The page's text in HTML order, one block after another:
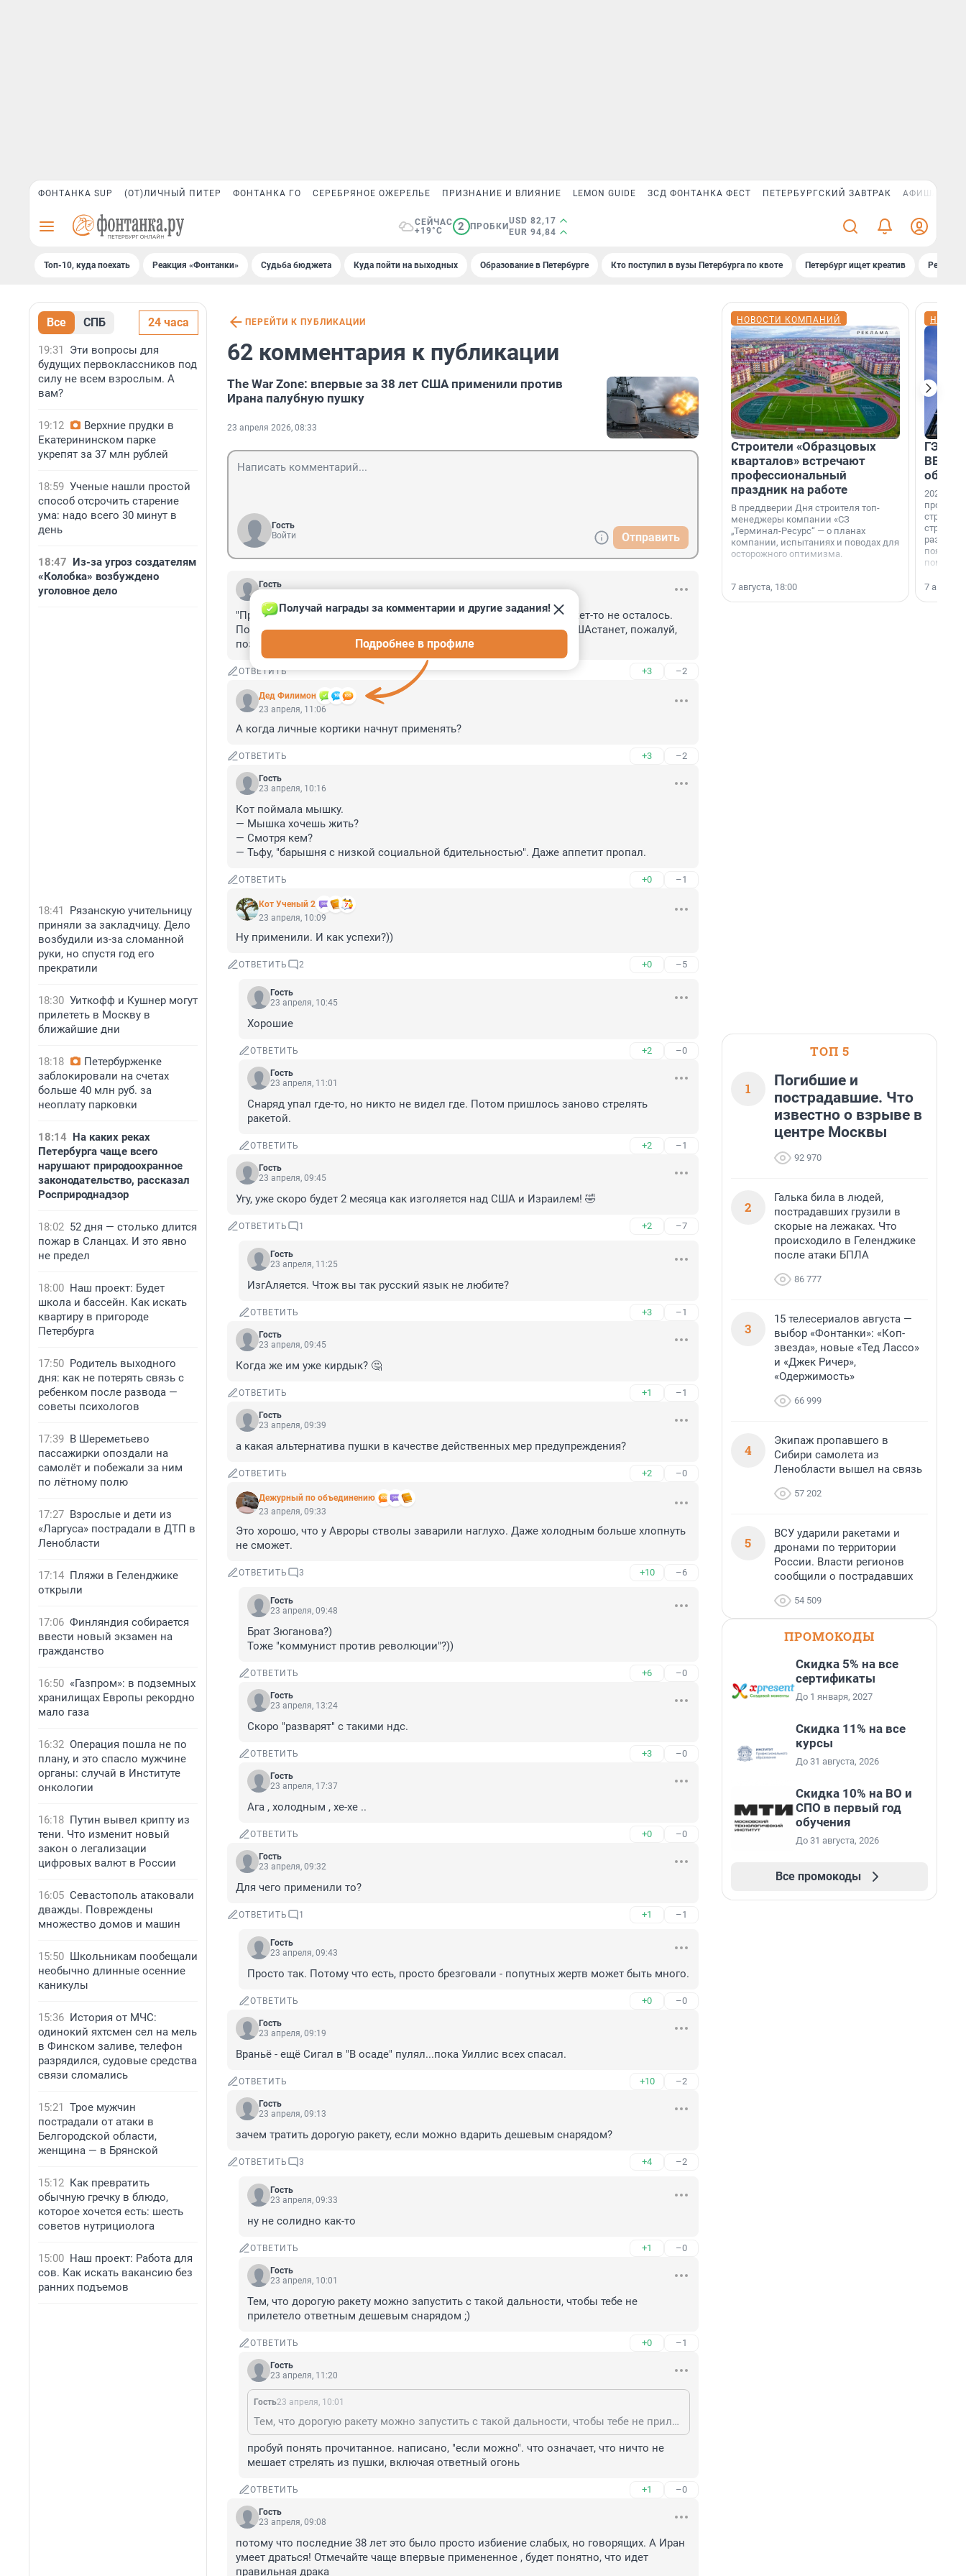
ФОНТАНКА SUP (ОТ)ЛИЧНЫЙ ПИТЕР ФОНТАНКА ГО СЕРЕБРЯНОЕ ОЖЕРЕЛЬЕ ПРИЗНАНИЕ И ВЛИЯНИЕ LEMON GUIDE ЗСД ФОНТАНКА ФЕСТ ПЕТЕРБУРГСКИЙ ЗАВТРАК АФИША PLUS
СЕЙЧАС
+19°C
2 ПРОБКИ
USD 82,17
EUR 94,84
Топ-10, куда поехать Реакция «Фонтанки» Судьба бюджета Куда пойти на выходных Образование в Петербурге Кто поступил в вузы Петербурга по квоте Петербург ищет креатив
Все СПБ 24 часа
19:31
Эти вопросы для
будущих первоклассников под
силу не всем взрослым. А
вам?
19:12
Верхние прудки в
Екатерининском парке
укрепят за 37 млн рублей
18:59 Ученые нашли простой
способ отсрочить старение
ума: надо всего 30 минут в
день
18:47 Из-за угроз создателям
«Колобка» возбуждено
уголовное дело
18:41
Рязанскую учительницу
приняли за закладчицу. Дело
возбудили из-за сломанной
руки, но спустя год его
прекратили
18:30 Уиткофф и Кушнер могут
прилететь в Москву в
ближайшие дни
18:18
Петербурженке
заблокировали на счетах
больше 40 млн руб. за
неоплату парковки
18:14 На каких реках
Петербурга чаще всего
нарушают природоохранное
законодательство, рассказал
Росприроднадзор
18:02 52 дня — столько длится
пожар в Сланцах. И это явно
не предел
18:00 Наш проект: Будет
школа и бассейн. Как искать
квартиру в пригороде
Петербурга
17:50 Родитель выходного
дня: как не потерять связь с
ребенком после развода —
советы психологов
17:39 В Шереметьево
пассажирки опоздали на
самолёт и побежали за ним
по лётному полю
17:27 Взрослые и дети из
«Ларгуса» пострадали в ДТП в
Ленобласти
17:14 Пляжи в Геленджике
открыли
17:06 Финляндия собирается
ввести новый экзамен на
гражданство
16:50 «Газпром»: в подземных
хранилищах Европы рекордно
мало газа
16:32 Операция пошла не по
плану, и это спасло мужчине
органы: случай в Институте
онкологии
16:18 Путин вывел крипту из
тени. Что изменит новый
закон о легализации
цифровых валют в России
16:05 Севастополь атаковали
дважды. Повреждены
множество домов и машин
15:50 Школьникам пообещали
необычно длинные осенние
каникулы
15:36 История от МЧС:
одинокий яхтсмен сел на мель
в Финском заливе, телефон
разрядился, судовые средства
связи сломались
15:21 Трое мужчин
пострадали от атаки в
Белгородской области,
женщина — в Брянской
15:12 Как превратить
обычную гречку в блюдо,
которое хочется есть: шесть
советов нутрициолога
15:00 Наш проект: Работа для
сов. Как искать вакансию без
ранних подъемов
ПЕРЕЙТИ К ПУБЛИКАЦИИ
62 комментария к публикации
The War Zone: впервые за 38 лет США применили против
Ирана палубную пушку
23 апреля 2026, 08:33
Гость
Войти
Отправить
Гость
"Применили пушку"... Ну правильно. А чего еще-то применять - ракет-то не осталось.
Потому, кстати, и перемирие. Сдулся Хихимон. Этоо поражение СШАстанет, пожалуй,
позорней вьетнамского и афганског...
ОТВЕТИТЬ +3 –2
Дед Филимон
Получай награды за комментарии и другие задания!
Подробнее в профиле
23 апреля, 11:06
А когда личные кортики начнут применять?
ОТВЕТИТЬ +3 –2
Гость
23 апреля, 10:16
Кот поймала мышку.
— Мышка хочешь жить?
— Смотря кем?
— Тьфу, "барышня с низкой социальной бдительностью". Даже аппетит пропал.
ОТВЕТИТЬ +0 –1
Кот Ученый 2
23 апреля, 10:09
Ну применили. И как успехи?))
ОТВЕТИТЬ 2 +0 –5
Гость
23 апреля, 10:45
Хорошие
ОТВЕТИТЬ +2 –0
Гость
23 апреля, 11:01
Снаряд упал где-то, но никто не видел где. Потом пришлось заново стрелять
ракетой.
ОТВЕТИТЬ +2 –1
Гость
23 апреля, 09:45
Угу, уже скоро будет 2 месяца как изголяется над США и Израилем! 🤣
ОТВЕТИТЬ 1 +2 –7
Гость
23 апреля, 11:25
ИзгАляется. Чтож вы так русский язык не любите?
ОТВЕТИТЬ +3 –1
Гость
23 апреля, 09:45
Когда же им уже кирдык? 🤔
ОТВЕТИТЬ +1 –1
Гость
23 апреля, 09:39
а какая альтернатива пушки в качестве действенных мер предупреждения?
ОТВЕТИТЬ +2 –0
Дежурный по объединению
23 апреля, 09:33
Это хорошо, что у Авроры стволы заварили наглухо. Даже холодным больше хлопнуть
не сможет.
ОТВЕТИТЬ 3 +10 –6
Гость
23 апреля, 09:48
Брат Зюганова?)
Тоже "коммунист против революции"?))
ОТВЕТИТЬ +6 –0
Гость
23 апреля, 13:24
Скоро "разварят" с такими ндс.
ОТВЕТИТЬ +3 –0
Гость
23 апреля, 17:37
Ага , холодным , хе-хе ..
ОТВЕТИТЬ +0 –0
Гость
23 апреля, 09:32
Для чего применили то?
ОТВЕТИТЬ 1 +1 –1
Гость
23 апреля, 09:43
Просто так. Потому что есть, просто брезговали - попутных жертв может быть много.
ОТВЕТИТЬ +0 –0
Гость
23 апреля, 09:19
Враньё - ещё Сигал в "В осаде" пулял...пока Уиллис всех спасал.
ОТВЕТИТЬ +10 –2
Гость
23 апреля, 09:13
зачем тратить дорогую ракету, если можно вдарить дешевым снарядом?
ОТВЕТИТЬ 3 +4 –2
Гость
23 апреля, 09:33
ну не солидно как-то
ОТВЕТИТЬ +1 –0
Гость
23 апреля, 10:01
Тем, что дорогую ракету можно запустить с такой дальности, чтобы тебе не
прилетело ответным дешевым снарядом ;)
ОТВЕТИТЬ +0 –1
Гость
23 апреля, 11:20
Гость23 апреля, 10:01
Тем, что дорогую ракету можно запустить с такой дальности, чтобы тебе не прилетело ответным дешевым снарядом ;)
пробуй понять прочитанное. написано, "если можно". что означает, что ничто не
мешает стрелять из пушки, включая ответный огонь
ОТВЕТИТЬ +1 –0
Гость
23 апреля, 09:08
потому что последние 38 лет это было просто избиение слабых, но говорящих. А Иран
умеет драться! Отмечайте чаще впервые примененное , будет понятно, что идет
правильная драка
НОВОСТИ КОМПАНИЙ
Строители «Образцовых
кварталов» встречают
профессиональный
праздник на работе
В преддверии Дня строителя топ-
менеджеры компании «СЗ
„Терминал-Ресурс“ — о планах
компании, испытаниях и поводах для
осторожного оптимизма.
7 августа, 18:00
ГЭС,
ВВП: в
об
2026-й —
раз. В
7
ТОП 5
1
Погибшие и
пострадавшие. Что
известно о взрыве в
центре Москвы
92 970
2
Галька била в людей,
пострадавших грузили в
скорые на лежаках. Что
происходило в Геленджике
после атаки БПЛА
86 777
3
15 телесериалов августа —
выбор «Фонтанки»: «Коп-
звезда», новые «Тед Лассо»
и «Джек Ричер»,
«Одержимость»
66 999
4
Экипаж пропавшего в
Сибири самолета из
Ленобласти вышел на связь
57 202
5
ВСУ ударили ракетами и
дронами по территории
России. Власти регионов
сообщили о пострадавших
54 509
ПРОМОКОДЫ
Скидка 5% на все
сертификаты
До 1 января, 2027
Скидка 11% на все
курсы
До 31 августа, 2026
Скидка 10% на ВО и
СПО в первый год
обучения
До 31 августа, 2026
Все промокоды